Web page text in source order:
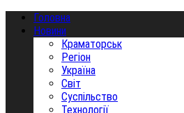
Головна
Новини
Краматорськ
Регіон
Україна
Світ
Суспільство
Технології